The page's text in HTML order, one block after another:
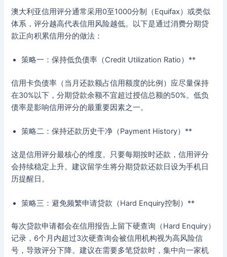
澳大利亚信用评分通常采用0至1000分制（Equifax）或类似
体系，评分越高代表信用风险越低。以下是通过消费分期贷
款正向积累信用分的做法：
策略一：保持低负债率（Credit Utilization Ratio）**
信用卡负债率（当月还款额占信用额度的比例）应尽量保持
在30%以下，分期贷款余额不宜超过授信总额的50%。低负
债率是影响信用评分的最重要因素之一。
策略二：保持还款历史干净（Payment History）**
这是信用评分最核心的维度。只要每期按时还款，信用评分
会持续稳定上升。建议留学生将分期贷款还款日设为手机日
历提醒日。
策略三：避免频繁申请贷款（Hard Enquiry控制）**
每次贷款申请都会在信用报告上留下硬查询（Hard Enquiry）
记录，6个月内超过3次硬查询会被信用机构视为高风险信
号，导致评分下降。建议在需要多笔贷款时，集中向一家机